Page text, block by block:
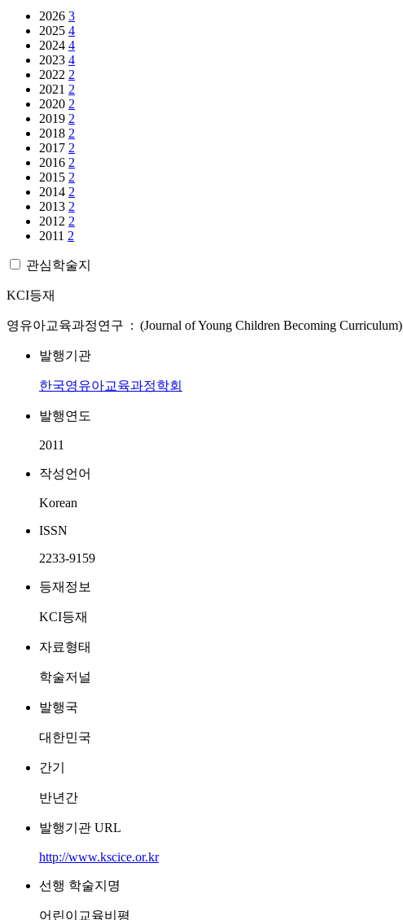
2026 3
2025 4
2024 4
2023 4
2022 2
2021 2
2020 2
2019 2
2018 2
2017 2
2016 2
2015 2
2014 2
2013 2
2012 2
2011 2
관심학술지
KCI등재
영유아교육과정연구 : (Journal of Young Children Becoming Curriculum)
발행기관
한국영유아교육과정학회
발행연도
2011
작성언어
Korean
ISSN
2233-9159
등재정보
KCI등재
자료형태
학술저널
발행국
대한민국
간기
반년간
발행기관 URL
http://www.kscice.or.kr
선행 학술지명
어린이교육비평